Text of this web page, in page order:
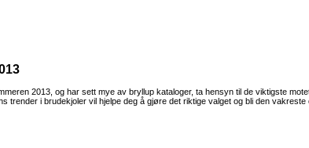
2013, og har sett mye av bryllup kataloger, ta hensyn til de viktigste
trender i brudekjoler vil hjelpe deg å gjøre det riktige valget og bli den vakreste